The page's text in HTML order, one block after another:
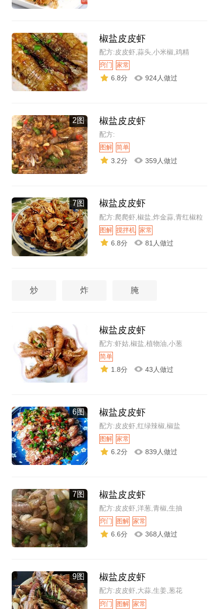
椒盐皮皮虾
配方:皮皮虾,蒜头,小米椒,鸡精
窍门 家常
6.8分 924人做过
2图 椒盐皮皮虾
配方:
图解 简单
3.2分 359人做过
7图 椒盐皮皮虾
配方:爬爬虾,椒盐,炸金蒜,青红椒粒
图解 搅拌机 家常
6.8分 81人做过
炒 炸 腌
椒盐皮皮虾
配方:虾姑,椒盐,植物油,小葱
简单
1.8分 43人做过
6图 椒盐皮皮虾
配方:皮皮虾,红绿辣椒,椒盐
图解 家常
6.2分 839人做过
7图 椒盐皮皮虾
配方:皮皮虾,洋葱,青椒,生抽
窍门 图解 家常
6.6分 368人做过
9图 椒盐皮皮虾
配方:皮皮虾,大蒜,生姜,葱花
窍门 图解 家常